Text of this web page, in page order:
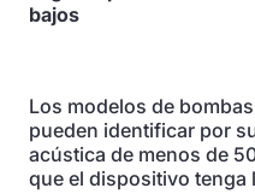
bajos
Los modelos de
pueden identificar por
acústica de menos de
que el dispositivo tenga